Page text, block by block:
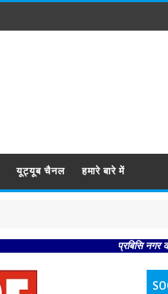
यूट्यूब चैनल हमारे बारे में
प्रबिसि नगर कीजै सब